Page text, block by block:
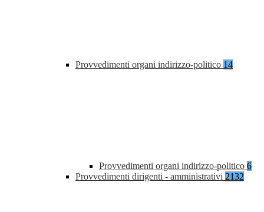
Provvedimenti organi indirizzo-politico 14
Provvedimenti organi indirizzo-politico 6
Provvedimenti dirigenti - amministrativi 2132